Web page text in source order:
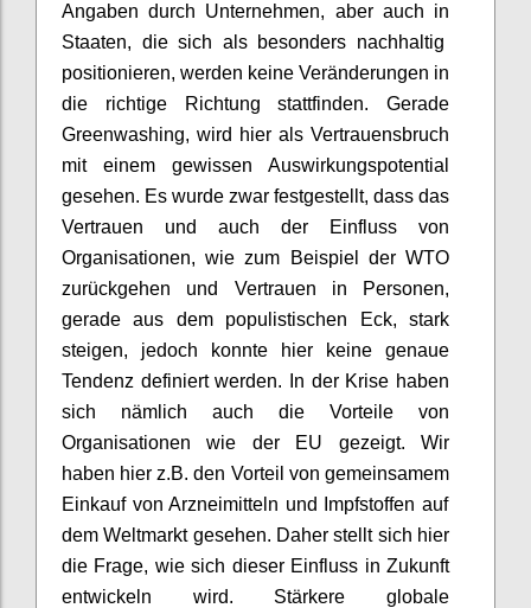
Angaben durch Unternehmen, aber auch in
Staaten, die sich als besonders nachhaltig
positionieren, werden keine Veränderungen in
die richtige Richtung stattfinden. Gerade
Greenwashing, wird hier als Vertrauensbruch
mit einem gewissen Auswirkungspotential
gesehen. Es wurde zwar festgestellt, dass das
Vertrauen und auch der Einfluss von
Organisationen, wie zum Beispiel der WTO
zurückgehen und Vertrauen in Personen,
geradeaus dem populistischen Eck, stark
steigen, jedoch konnte hier keine genaue
Tendenz definiert werden. In der Krise haben
sich nämlich auch die Vorteile von
Organisationen wie der EU gezeigt.Wir
haben hierz.B. den Vorteil von gemeinsamem
Einkaufvon Arzneimittel n und Impfstoffen auf
dem Weltmarkt gesehen. Daher stellt sich hier
die Frage, wie sich dieser Einfluss in Zukunft
entwickeln wird. Stärkere globale